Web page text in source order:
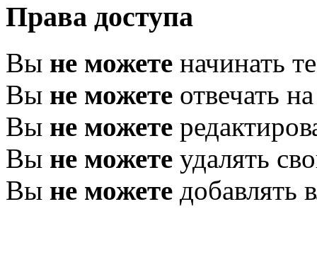
Права доступа
Вы не можете начинать
Вы не можете отвечать
Вы не можете
Вы не можете удалять
Вы не можете добавлять